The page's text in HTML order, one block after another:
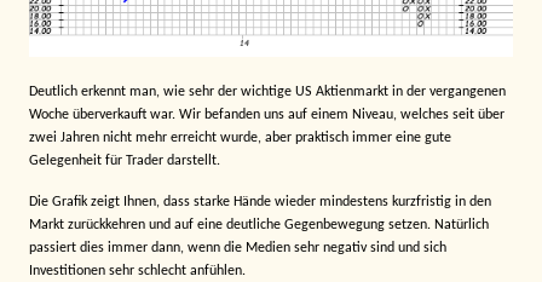
Deutlich erkennt man, wie sehr der wichtige US Aktienmarkt in der vergangenen
Woche überverkauft war. Wir befanden uns auf einem Niveau, welches seit über
zwei Jahren nicht mehr erreicht wurde, aber praktisch immer eine gute
Gelegenheit für Trader darstellt.
Die Grafik zeigt Ihnen, dass starke Hände wieder mindestens kurzfristig in den
Markt zurückkehren und auf eine deutliche Gegenbewegung setzen. Natürlich
passiert dies immer dann, wenn die Medien sehr negativ sind und sich
Investitionen sehr schlecht anfühlen.